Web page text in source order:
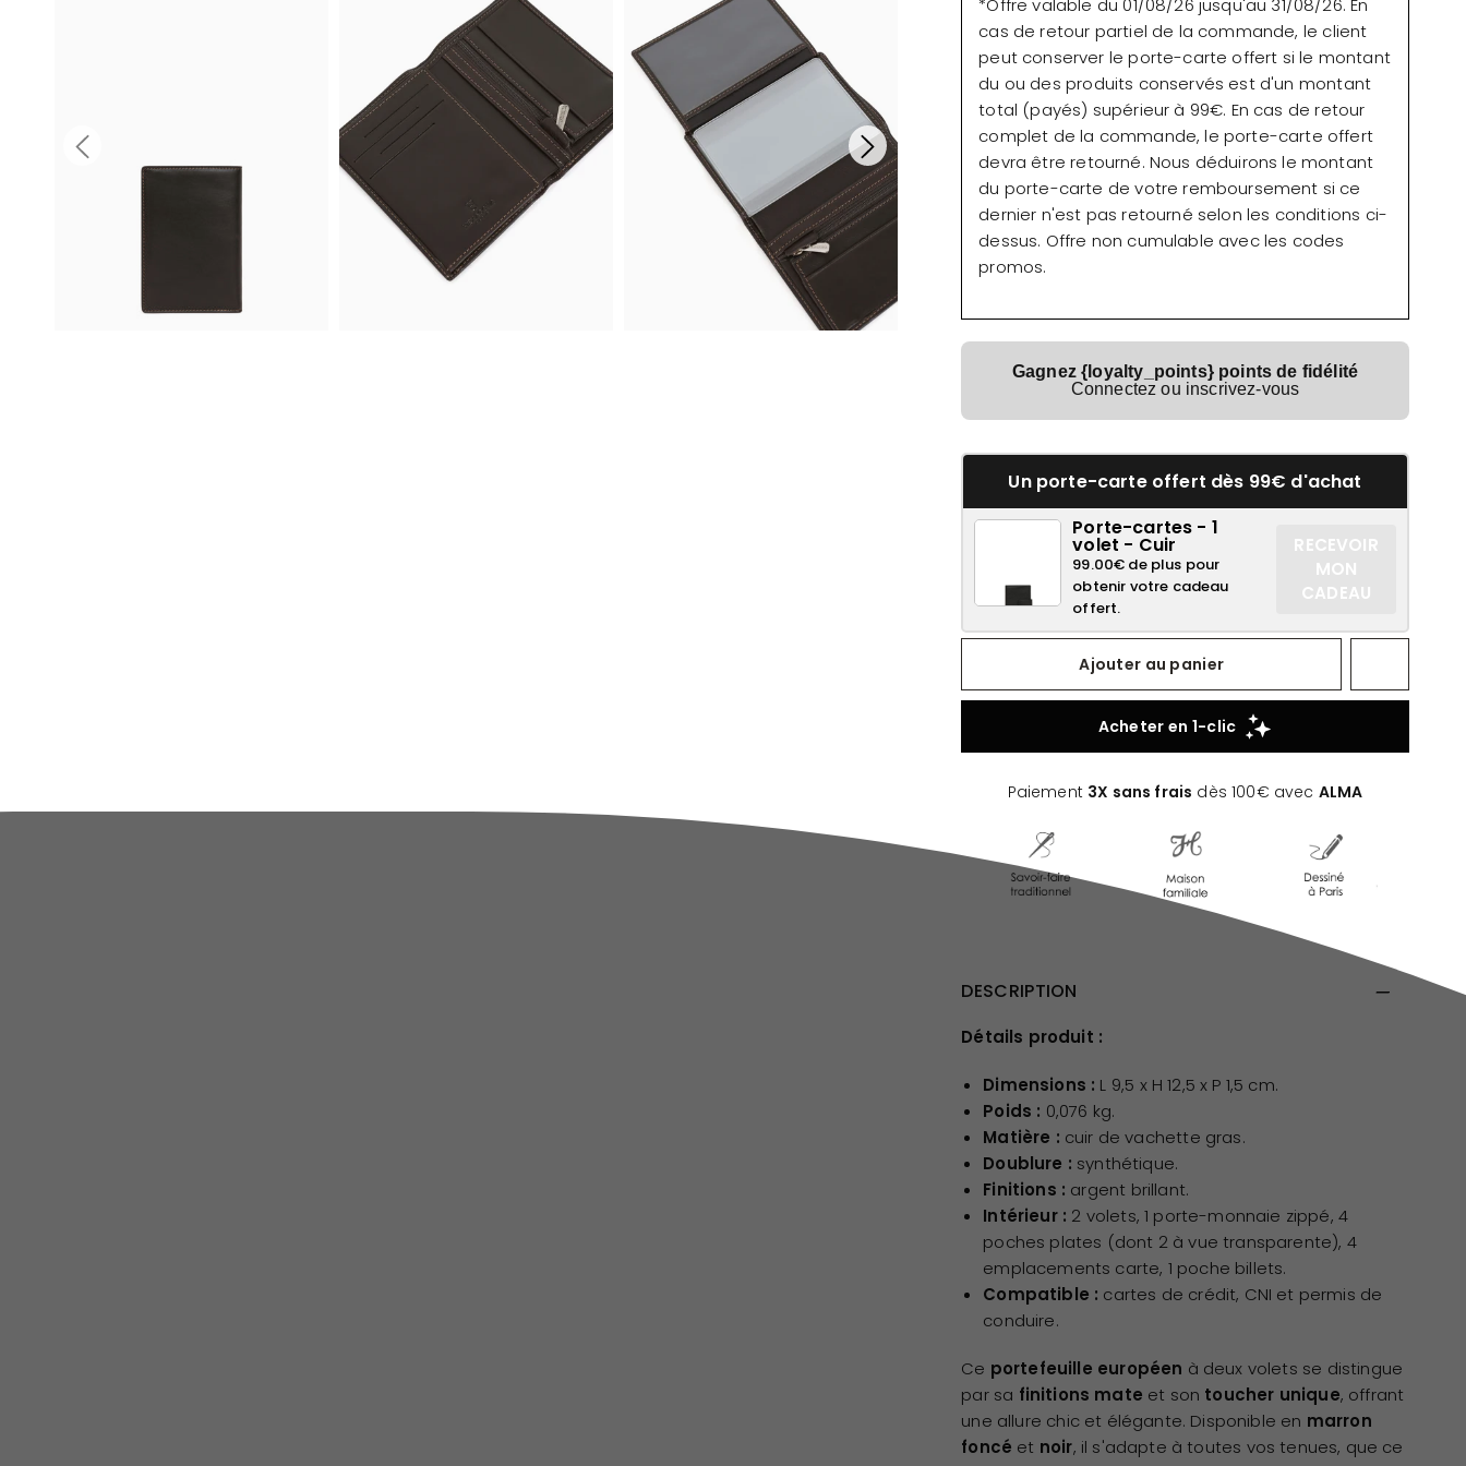
*Offre valable du 01/08/26 jusqu'au 31/08/26. En
cas de retour partiel de la commande, le client
peut conserver le porte-carte offert si le montant
du ou des produits conservés est d'un montant
total (payés) supérieur à 99€. En cas de retour
complet de la commande, le porte-carte offert
devra être retourné. Nous déduirons le montant
du porte-carte de votre remboursement si ce
dernier n'est pas retourné selon les conditions ci-
dessus. Offre non cumulable avec les codes
promos.
Gagnez {loyalty_points} points de fidélité
Connectez ou inscrivez-vous
Un porte-carte offert dès 99€ d'achat
Porte-cartes - 1
volet - Cuir
99.00€ de plus pour
obtenir votre cadeau
offert.
RECEVOIR
MON
CADEAU
Ajouter au panier
Paiement 3X sans frais dès 100€ avec ALMA
DESCRIPTION
Détails produit :
Dimensions : L 9,5 x H 12,5 x P 1,5 cm.
Poids : 0,076 kg.
Matière : cuir de vachette gras.
Doublure : synthétique.
Finitions : argent brillant.
Intérieur : 2 volets, 1 porte-monnaie zippé, 4
poches plates (dont 2 à vue transparente), 4
emplacements carte, 1 poche billets.
Compatible : cartes de crédit, CNI et permis de
conduire.
Ce portefeuille européen à deux volets se distingue
par sa finitions mate et son toucher unique, offrant
une allure chic et élégante. Disponible en marron
foncé et noir, il s'adapte à toutes vos tenues, que ce